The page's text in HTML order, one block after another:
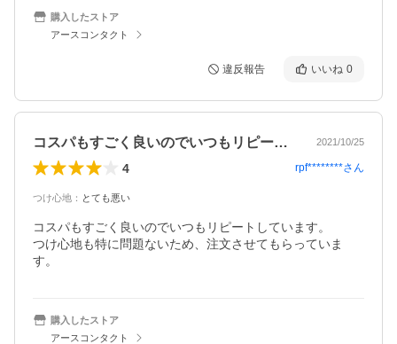
購入したストア
アースコンタクト
違反報告 いいね 0
コスパもすごく良いのでいつもリピートし… 2021/10/25
4 rpf********さん
つけ心地 ： とても悪い
コスパもすごく良いのでいつもリピートしています。
つけ心地も特に問題ないため、注文させてもらっていま
す。
購入したストア
アースコンタクト